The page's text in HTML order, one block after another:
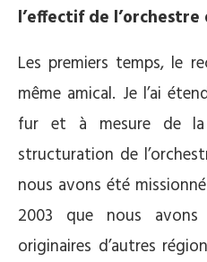
l’effectif de
Les premiers temps, le
même amical. Je l’ai
fur et à mesure de
structuration de
nous avons été
2003 que nous avons
originaires d’autres